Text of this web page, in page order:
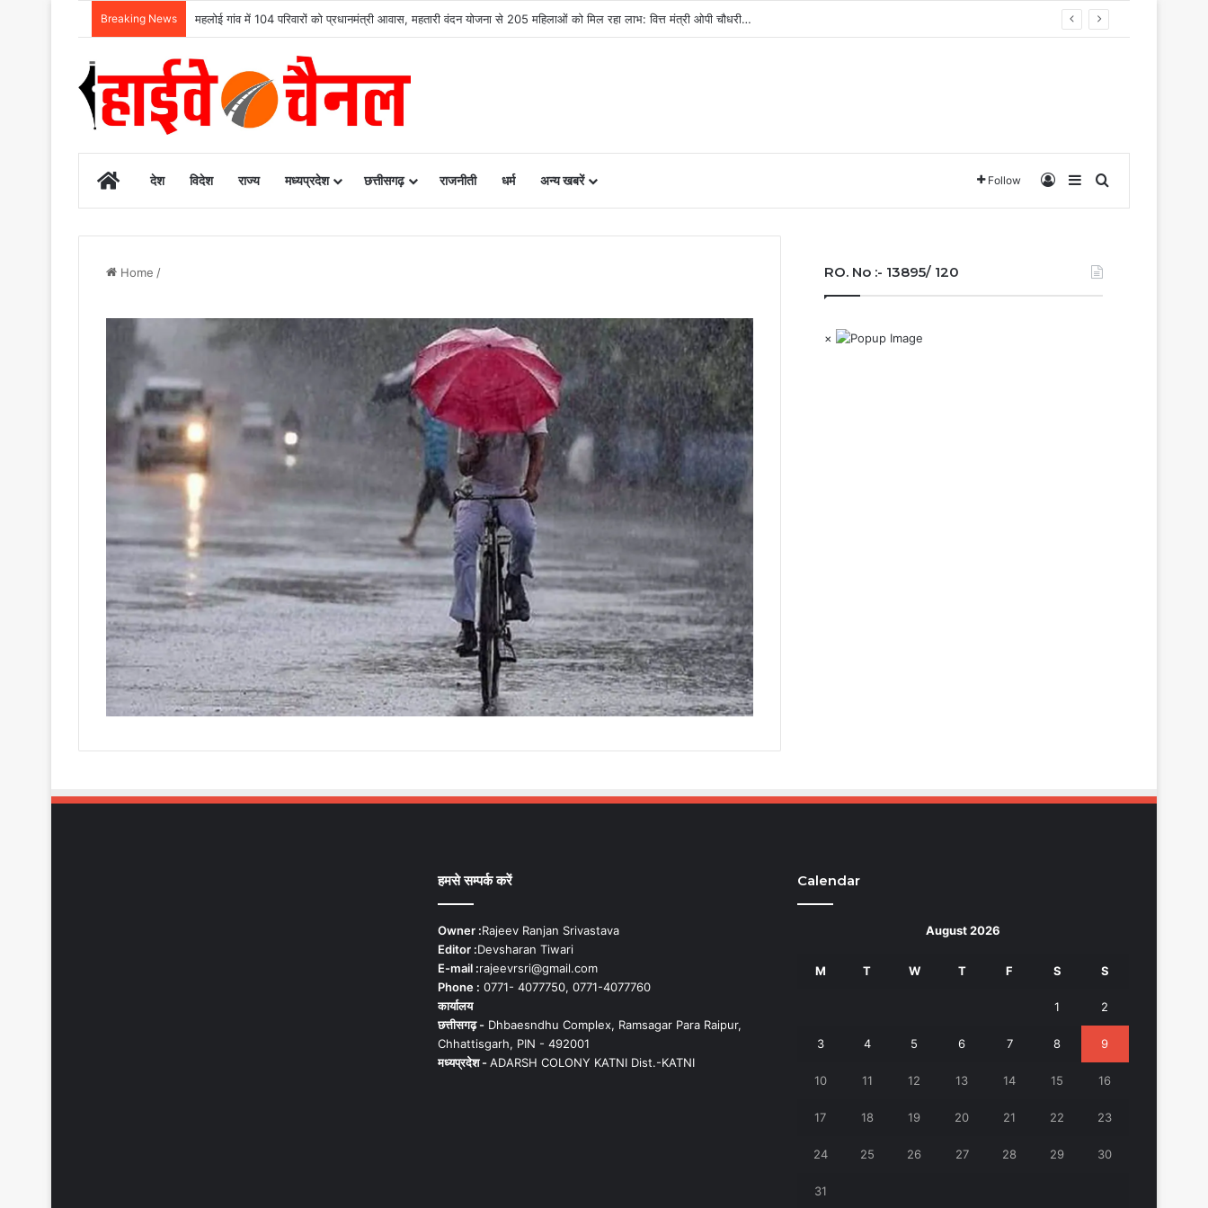
Breaking News महलोई गांव में 104 परिवारों को प्रधानमंत्री आवास, महतारी वंदन योजना से 205 महिलाओं को मिल रहा लाभ: वित्त मंत्री ओपी चौधरी…
Homeदेश विदेश राज्य मध्यप्रदेश छत्तीसगढ़ राजनीती धर्म अन्य खबरें Follow Log InSidebar
Home / RO. No :- 13895/ 120
×
हमसे सम्पर्क करें
Owner :Rajeev Ranjan Srivastava
Editor :Devsharan Tiwari
E-mail :rajeevrsri@gmail.com
Phone : 0771- 4077750, 0771-4077760
कार्यालय
छत्तीसगढ़ -Dhbaesndhu Complex, Ramsagar Para Raipur,
Chhattisgarh, PIN - 492001
मध्यप्रदेश -ADARSH COLONY KATNI Dist.-KATNI
Calendar
August 2026
M T W T F S S
1 2
3 4 5 6 7 8 9
10 11 12 13 14 15 16
17 18 19 20 21 22 23
24 25 26 27 28 29 30
31